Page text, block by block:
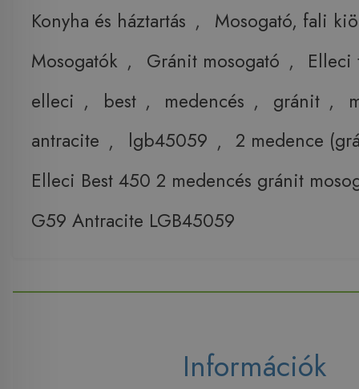
Konyha és háztartás ,
Mosogató, fali
Mosogatók , Gránit mosogató ,
Elleci
elleci , best , medencés , gránit ,
antracite , lgb45059 , 2 medence
Elleci Best 450 2 medencés gránit
G59 Antracite LGB45059
Információk